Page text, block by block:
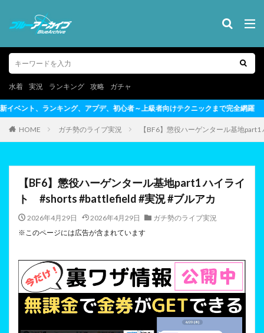
水着 実況 ランキング 攻略 ガチャ
者～上級者向けテクニックまで完全網羅
HOME ガチ勢のライブ実況 【BF6】懲役ハーゲンタール基地
【BF6】懲役ハーゲンタール基地part1 ハイライ
ト #shorts #battlefield #実況 #ブルアカ
2026年4月29日 2026年4月29日
ガチ勢のライブ実況
※このページには広告が含まれています